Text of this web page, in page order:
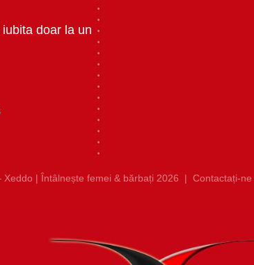
doar la un
| Întâlnește femei & bărbați 2026 | Contactați-ne